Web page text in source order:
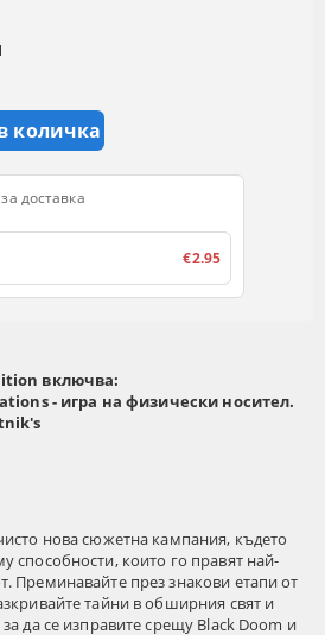
включва:
- игра на физически носител.
нова сюжетна кампания, където
способности, които го правят най-
Преминавайте през знакови етапи от
тайни в обширния свят и
да се изправите срещу Black Doom и
доставка
€2.95